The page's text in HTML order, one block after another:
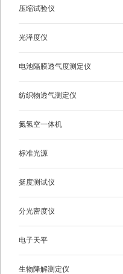
压缩试验仪
光泽度仪
电池隔膜透气度测定仪
纺织物透气测定仪
氮氢空一体机
标准光源
挺度测试仪
分光密度仪
电子天平
生物降解测定仪